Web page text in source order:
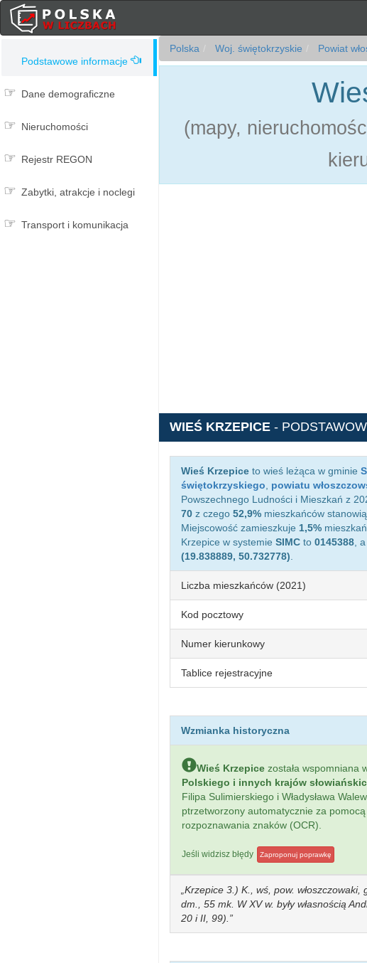
Podstawowe informacje
Dane demograficzne
Nieruchomości
Rejestr REGON
Zabytki, atrakcje i noclegi
Transport i komunikacja
Polska Woj. świętokrzyskie Powiat
(mapy,
WIEŚ KRZEPICE -
Wieś Krzepice to wieś leżąca w gminie
świętokrzyskiego
powiatu
Powszechnego Ludności i Mieszkań z
70 z czego 52,9% mieszkańców
Miejscowość zamieszkuje 1,5%
Krzepice w systemie SIMC to 0145388 ,
(19.838889, 50.732778)
Liczba mieszkańców (2021)
Kod pocztowy
Numer kierunkowy
Tablice rejestracyjne
Wzmianka historyczna
Wieś Krzepice została wspomniana
Polskiego i innych krajów
Filipa Sulimierskiego i Władysława
ptrzetworzony automatycznie za
rozpoznawania znaków (OCR).
Jeśli widzisz błędy Zaproponuj poprawkę
Krzepice 3.) K., wś, pow.
dm., 55 mk. W XV w. były własnością
20 i II, 99).